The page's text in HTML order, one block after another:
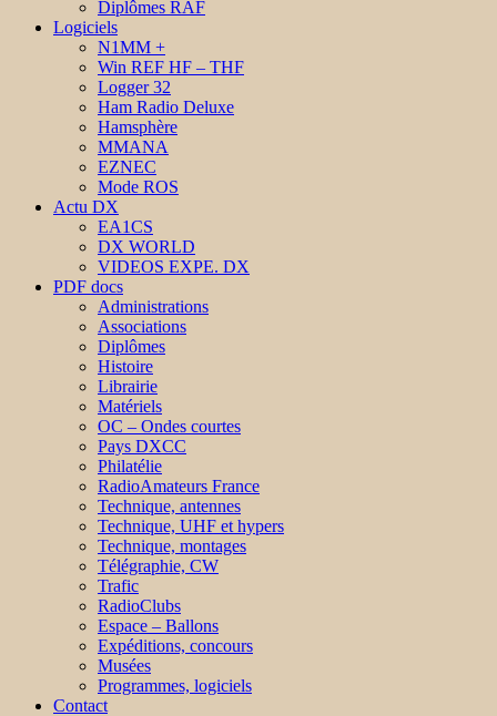
Diplômes RAF
Logiciels
N1MM +
Win REF HF – THF
Logger 32
Ham Radio Deluxe
Hamsphère
MMANA
EZNEC
Mode ROS
Actu DX
EA1CS
DX WORLD
VIDEOS EXPE. DX
PDF docs
Administrations
Associations
Diplômes
Histoire
Librairie
Matériels
OC – Ondes courtes
Pays DXCC
Philatélie
RadioAmateurs France
Technique, antennes
Technique, UHF et hypers
Technique, montages
Télégraphie, CW
Trafic
RadioClubs
Espace – Ballons
Expéditions, concours
Musées
Programmes, logiciels
Contact